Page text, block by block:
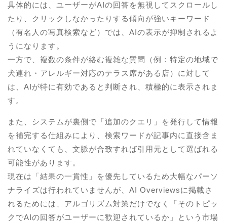
具体的には、ユーザーがAIの回答を無視してスクロールし
たり、クリックしなかったりする傾向が強いキーワード
（有名人の写真検索など）では、AIの表示が抑制されるよ
うになります。
一方で、複数の条件が絡む複雑な質問（例：特定の地域で
犬連れ・アレルギー対応のテラス席がある店）に対して
は、AIが特に有効であると判断され、積極的に表示されま
す。
また、システムが裏側で「追加のクエリ」を発行して情報
を補完する仕組みにより、検索ワードが記事内に直接含ま
れていなくても、文脈が合致すれば引用元として選ばれる
可能性があります。
現在は「結果の一貫性」を優先しているため大幅なパーソ
ナライズは行われていませんが、AI Overviewsに掲載さ
れるためには、アルゴリズム対策だけでなく「そのトピッ
クでAIの回答がユーザーに歓迎されているか」という市場